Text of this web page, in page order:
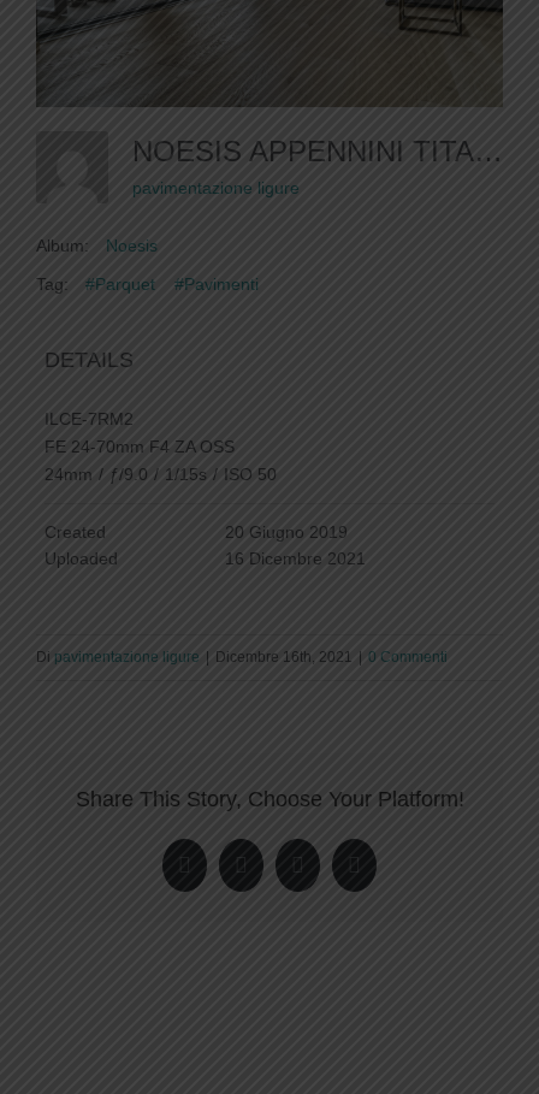
NOESIS APPENNINI TITANO 1
pavimentazione ligure
Album:
Noesis
Tag:
#Parquet #Pavimenti
DETAILS
ILCE-7RM2
FE 24-70mm F4 ZA OSS
24mm / ƒ/9.0 / 1/15s / ISO 50
Created
20 Giugno 2019
Uploaded
16 Dicembre 2021
Di pavimentazione ligure | Dicembre 16th, 2021 | 0 Commenti
Share This Story, Choose Your Platform!
FacebookTwitterLinkedInPinterest